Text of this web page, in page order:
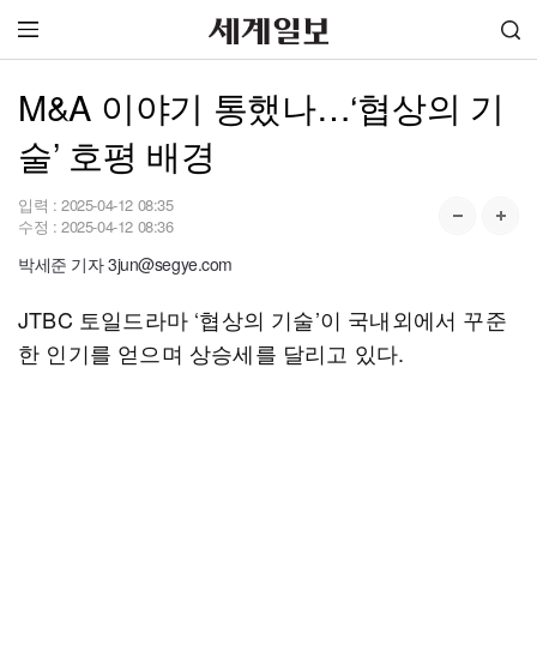
M&A 이야기 통했나…‘협상의 기
술’ 호평 배경
입력 : 2025-04-12 08:35
수정 : 2025-04-12 08:36
박세준 기자 3jun@segye.com
JTBC 토일드라마 ‘협상의 기술’이 국내외에서 꾸준
한 인기를 얻으며 상승세를 달리고 있다.